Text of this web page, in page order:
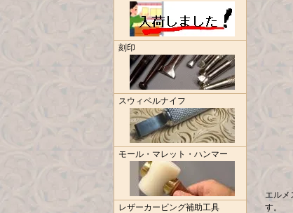
刻印
スウィベルナイフ
モール・マレット・ハンマー
レザーカービング補助工具
エルメ
す。